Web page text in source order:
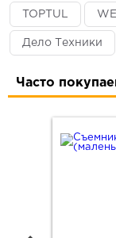
TOPTUL
Дело Техники
Часто